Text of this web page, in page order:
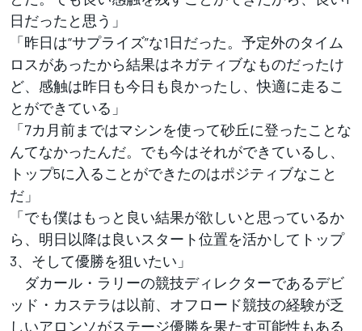
日だったと思う」
「昨日は“サプライズ”な1日だった。予定外のタイム
ロスがあったから結果はネガティブなものだったけ
ど、感触は昨日も今日も良かったし、快適に走るこ
とができている」
「7カ月前まではマシンを使って砂丘に登ったことな
んてなかったんだ。でも今はそれができているし、
トップ5に入ることができたのはポジティブなこと
だ」
「でも僕はもっと良い結果が欲しいと思っているか
ら、明日以降は良いスタート位置を活かしてトップ
3、そして優勝を狙いたい」
ダカール・ラリーの競技ディレクターであるデビ
ッド・カステラは以前、オフロード競技の経験が乏
しいアロンソがステージ優勝を果たす可能性もある